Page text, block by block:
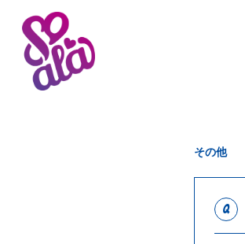
その他
Q